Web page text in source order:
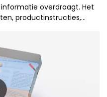
overdraagt. Het
productinstructies,